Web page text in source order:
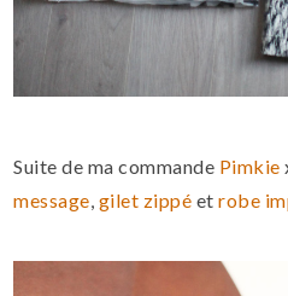
Suite de ma commande Pimkie
message gilet zippé etrobe